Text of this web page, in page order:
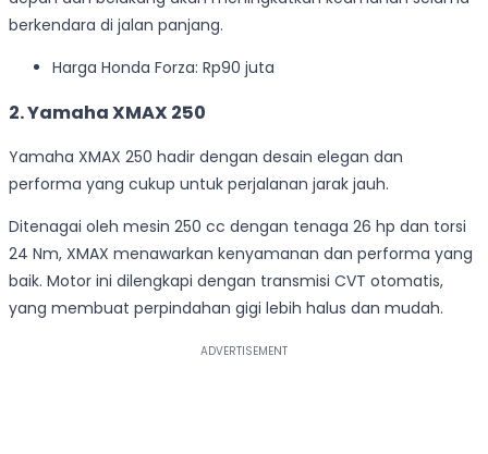
berkendara di jalan panjang.
Harga Honda Forza: Rp90 juta
2. Yamaha XMAX 250
Yamaha XMAX 250 hadir dengan desain elegan dan
performa yang cukup untuk perjalanan jarak jauh.
Ditenagai oleh mesin 250 cc dengan tenaga 26 hp dan torsi
24 Nm, XMAX menawarkan kenyamanan dan performa yang
baik. Motor ini dilengkapi dengan transmisi CVT otomatis,
yang membuat perpindahan gigi lebih halus dan mudah.